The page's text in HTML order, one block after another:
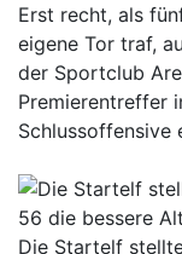
Erst recht, als
eigene Tor traf,
der Sportclub
Premierentreffer
Schlussoffensive
Die Startelf